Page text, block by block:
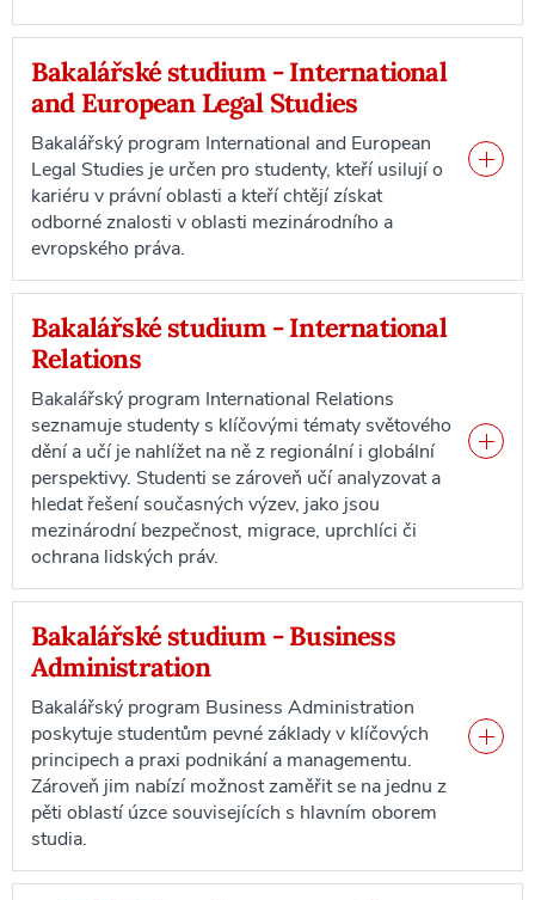
Bakalářské studium - International
and European Legal Studies
Bakalářský program International and European
Legal Studies je určen pro studenty, kteří usilují o
kariéru v právní oblasti a kteří chtějí získat
odborné znalosti v oblasti mezinárodního a
evropského práva.
Bakalářské studium - International
Relations
Bakalářský program International Relations
seznamuje studenty s klíčovými tématy světového
dění a učí je nahlížet na ně z regionální i globální
perspektivy. Studenti se zároveň učí analyzovat a
hledat řešení současných výzev, jako jsou
mezinárodní bezpečnost, migrace, uprchlíci či
ochrana lidských práv.
Bakalářské studium - Business
Administration
Bakalářský program Business Administration
poskytuje studentům pevné základy v klíčových
principech a praxi podnikání a managementu.
Zároveň jim nabízí možnost zaměřit se na jednu z
pěti oblastí úzce souvisejících s hlavním oborem
studia.